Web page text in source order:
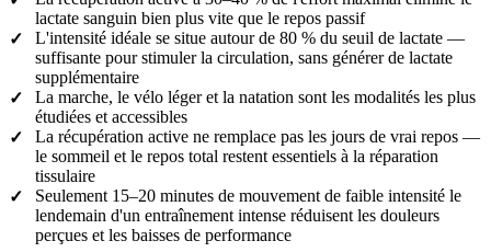
lactate sanguin bien plus vite que le repos passif
✓
L'intensité idéale se situe autour de 80 % du seuil de lactate —
suffisante pour stimuler la circulation, sans générer de lactate
supplémentaire
✓
La marche, le vélo léger et la natation sont les modalités les plus
étudiées et accessibles
✓
La récupération active ne remplace pas les jours de vrai repos —
le sommeil et le repos total restent essentiels à la réparation
tissulaire
✓
Seulement 15–20 minutes de mouvement de faible intensité le
lendemain d'un entraînement intense réduisent les douleurs
perçues et les baisses de performance